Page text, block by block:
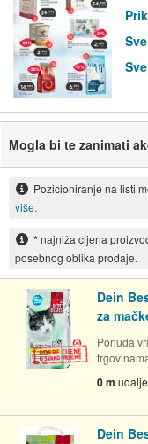
Mogla bi te zanimati
Pozicioniranje na listi
više.
* najniža cijena
posebnog oblika prodaje.
Dein
za
Ponuda
0 m
Dein